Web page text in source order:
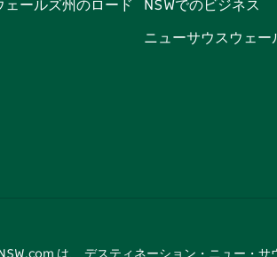
ェールズ州のロード
NSWでのビジネス
ニューサウスウェー
は、 デスティネーション・ニュー・サ